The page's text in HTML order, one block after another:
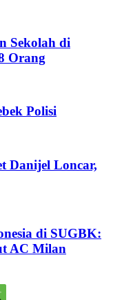
Sekolah di
Orang
Polisi
Danijel Loncar,
di SUGBK:
AC Milan